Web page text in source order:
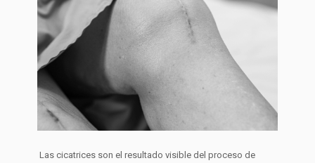
Las cicatrices son el resultado visible del proceso de